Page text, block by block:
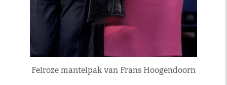
Felroze mantelpak van Frans Hoogendoorn